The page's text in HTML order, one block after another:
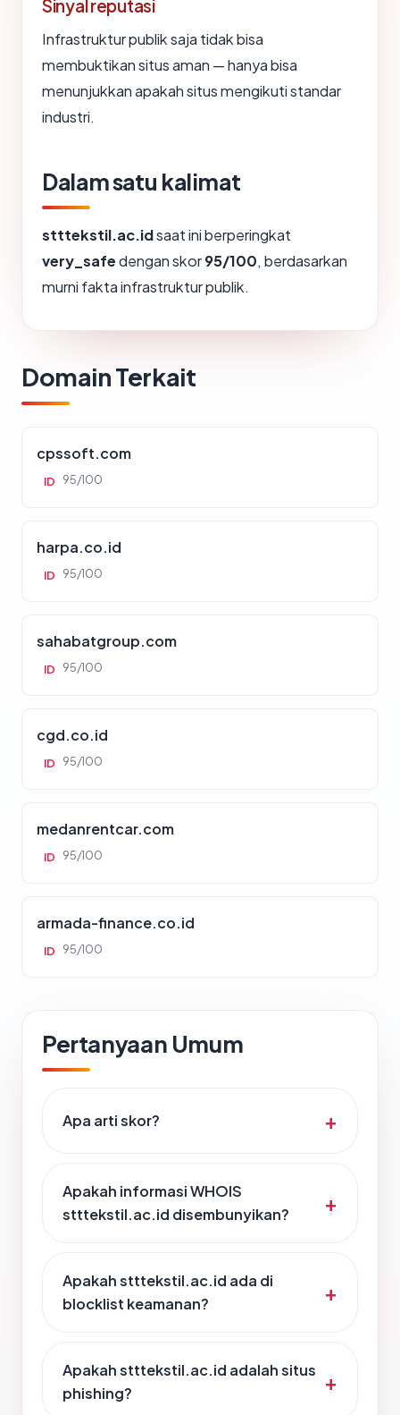
Sinyal reputasi
Infrastruktur publik saja tidak bisa
membuktikan situs aman — hanya bisa
menunjukkan apakah situs mengikuti standar
industri.
Dalam satu kalimat
stttekstil.ac.idsaat ini berperingkat
very_safedengan skor95/100, berdasarkan
murni fakta infrastruktur publik.
Domain Terkait
cpssoft.com
ID 95/100
harpa.co.id
ID 95/100
sahabatgroup.com
ID 95/100
cgd.co.id
ID 95/100
medanrentcar.com
ID 95/100
armada-finance.co.id
ID 95/100
Pertanyaan Umum
Apa arti skor?
Apakah informasi WHOIS
stttekstil.ac.id disembunyikan?
Apakah stttekstil.ac.id ada di
blocklist keamanan?
Apakah stttekstil.ac.id adalah situs
phishing?